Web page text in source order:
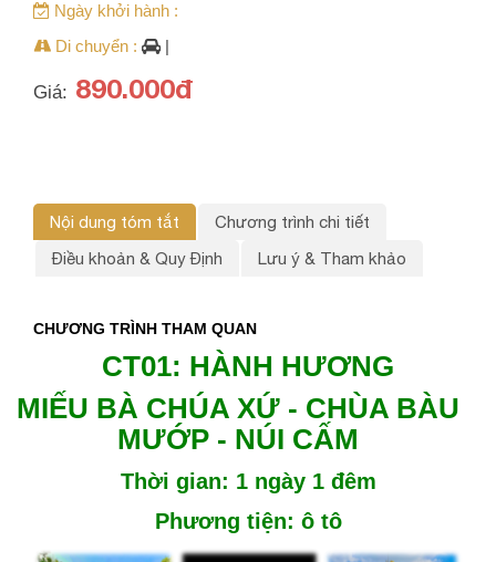
Ngày khởi hành :
Di chuyển :
|
Giá: 890.000đ
Nội dung tóm tắt
Chương trình chi tiết
Điều khoản & Quy Định
Lưu ý & Tham khảo
CHƯƠNG TRÌNH THAM QUAN
CT01: HÀNH HƯƠNG
MIẾU BÀ CHÚA XỨ - CHÙA BÀU
MƯỚP - NÚI CẤM
Thời gian: 1 ngày 1 đêm
Phương tiện: ô tô